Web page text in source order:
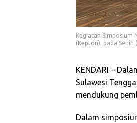
Kegiatan Simposium
(Kepton), pada
KENDARI –
Sulawesi
mendukung
Dalam